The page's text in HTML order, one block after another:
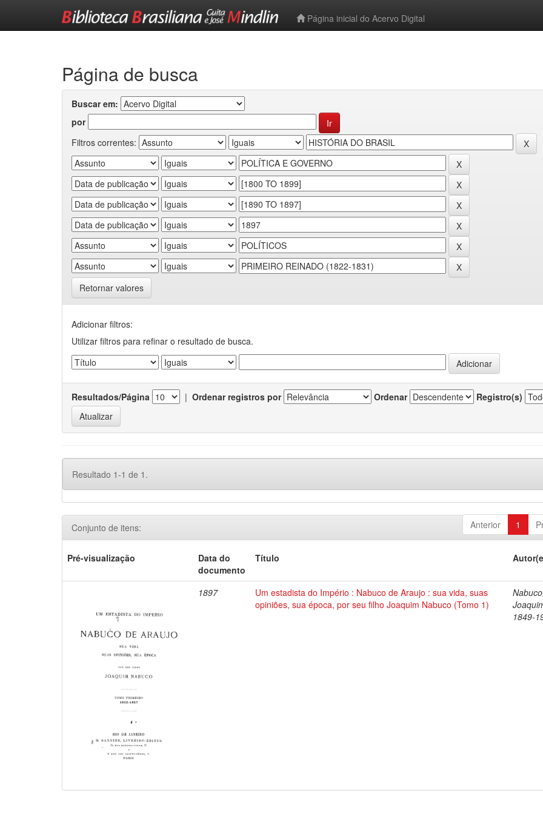
Página inicial do Acervo Digital
Página de busca
Buscar em:
por
Filtros correntes:
Retornar valores
Adicionar filtros:
Utilizar filtros para refinar o resultado de busca.
Resultados/Página | Ordenar registros por Ordenar Registro(s)
Resultado 1-1 de 1.
Anterior 1
Conjunto de itens:
Pré-visualização
Data do
documento
Título
1897
Um estadista do Império : Nabuco de Araujo : sua vida, suas
opiniões, sua época, por seu filho Joaquim Nabuco (Tomo 1)
Nabuco,
1849-